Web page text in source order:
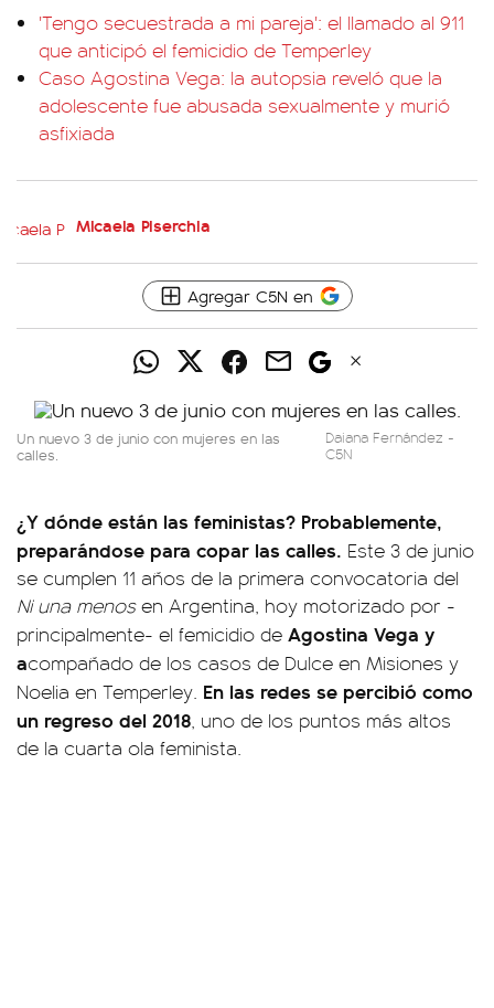
'Tengo secuestrada a mi pareja': el llamado al 911
que anticipó el femicidio de Temperley
Caso Agostina Vega: la autopsia reveló que la
adolescente fue abusada sexualmente y murió
asfixiada
Micaela Piserchia
Agregar C5N en
Un nuevo 3 de junio con mujeres en las
calles.
Daiana Fernández -
C5N
¿Y dónde están las feministas? Probablemente,
preparándose para copar las calles. Este 3 de junio
se cumplen 11 años de la primera convocatoria del
Ni una menosen Argentina, hoy motorizado por -
principalmente- el femicidio de Agostina Vega y
acompañado de los casos de Dulce en Misiones y
Noelia en Temperley. En las redes se percibió como
un regreso del 2018, uno de los puntos más altos
de la cuarta ola feminista.